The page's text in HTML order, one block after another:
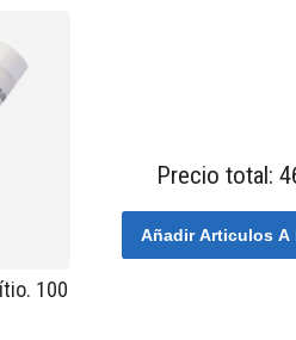
100
Precio total:
Añadir Articulos A